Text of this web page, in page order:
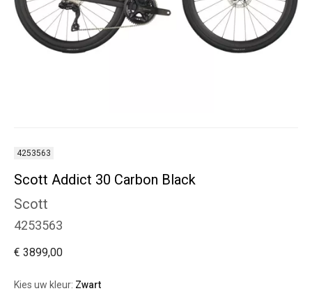
4253563
Scott Addict 30 Carbon Black
Scott
4253563
€ 3899,00
Kies uw kleur: Zwart